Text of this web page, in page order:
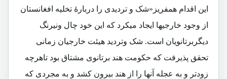
این اقدام همفریز«شک و تردیدی را دربارۀ تخلیه افغانستان
از وجود خارجیها ایجاد میکرد که این خود چال ونیرنگ
دیگربرتانویان است. شک وتردید هیئت خارجیان زمانی
تحقق پذیرفت که حکومت هند برتانوی مشتاق بود تاهرچه
زودتر و به عجله آنها را از هند بیرون کشد و به مجردی که